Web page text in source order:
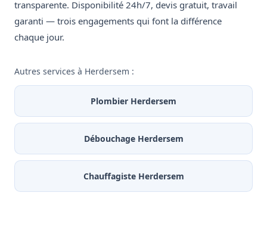
transparente. Disponibilité 24h/7, devis gratuit, travail
garanti — trois engagements qui font la différence
chaque jour.
Autres services à Herdersem :
Plombier Herdersem
Débouchage Herdersem
Chauffagiste Herdersem